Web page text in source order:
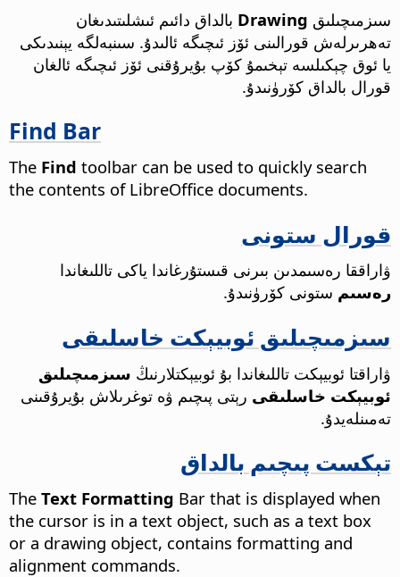
سىزمىچىلىق Drawing بالداق دائىم ئىشلىتىدىغان
تەھرىرلەش قورالىنى ئۆز ئىچىگە ئالىدۇ. سىنبەلگە يېنىدىكى
يا ئوق چېكىلسە تېخىمۇ كۆپ بۇيرۇقنى ئۆز ئىچىگە ئالغان
قورال بالداق كۆرۈنىدۇ.
Find Bar
The Find toolbar can be used to quickly search
the contents of LibreOffice documents.
قورال ستونى
ۋاراققا رەسىمدىن بىرنى قىستۇرغاندا ياكى تاللىغاندا
رەسىم ستونى كۆرۈنىدۇ.
سىزمىچىلىق ئوبيېكت خاسلىقى
ۋاراقتا ئوبيېكت تاللىغاندا بۇ ئوبيېكتلارنىڭ سىزمىچىلىق
ئوبيېكت خاسلىقى رېتى پىچىم ۋە توغرىلاش بۇيرۇقىنى
تەمىنلەيدۇ.
تېكست پىچىم بالداق
The Text Formatting Bar that is displayed when
the cursor is in a text object, such as a text box
or a drawing object, contains formatting and
alignment commands.